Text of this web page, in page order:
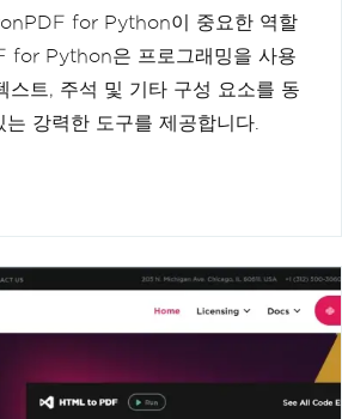
for Python이 중요한 역할
for Python은 프로그래밍을 사용
스트, 주석 및 기타 구성 요소를 동
강력한 도구를 제공합니다.